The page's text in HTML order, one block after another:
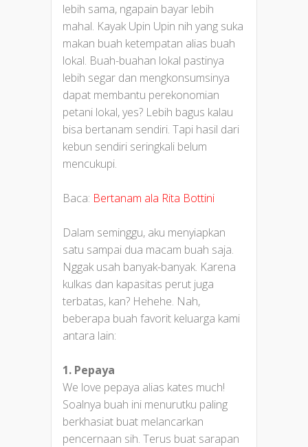
lebih sama, ngapain bayar lebih
mahal. Kayak Upin Upin nih yang suka
makan buah ketempatan alias buah
lokal. Buah-buahan lokal pastinya
lebih segar dan mengkonsumsinya
dapat membantu perekonomian
petani lokal, yes? Lebih bagus kalau
bisa bertanam sendiri. Tapi hasil dari
kebun sendiri seringkali belum
mencukupi.
Baca: Bertanam ala Rita Bottini
Dalam seminggu, aku menyiapkan
satu sampai dua macam buah saja.
Nggak usah banyak-banyak. Karena
kulkas dan kapasitas perut juga
terbatas, kan? Hehehe. Nah,
beberapa buah favorit keluarga kami
antara lain:
1. Pepaya
We love pepaya alias kates much!
Soalnya buah ini menurutku paling
berkhasiat buat melancarkan
pencernaan sih. Terus buat sarapan